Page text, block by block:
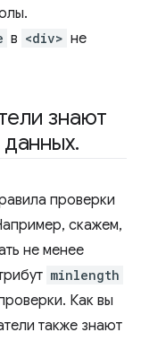
в <div> не
знают
.
проверки
скажем,
не менее
minlength
Как вы
также знают